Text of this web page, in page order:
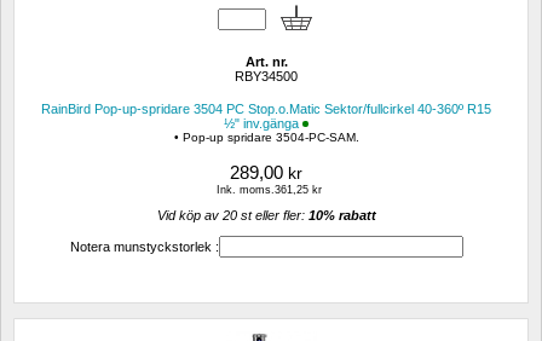
Art. nr.
RBY34500
RainBird Pop-up-spridare 3504 PC Stop.o.Matic Sektor/fullcirkel 40-360º R15
½" inv.gänga
• Pop-up spridare 3504-PC-SAM.
289,00 kr
Ink. moms.361,25 kr
Vid köp av 20 st eller fler: 10% rabatt
Notera munstyckstorlek :